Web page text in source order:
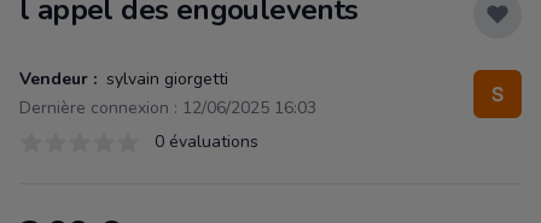
l appel des engoulevents
Vendeur : sylvain giorgetti
Dernière connexion : 12/06/2025 16:03
0 évaluations